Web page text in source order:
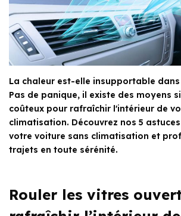
La chaleur est-elle insupportable
Pas de panique, il existe des moyens
coûteux pour rafraîchir l'intérieur de
climatisation. Découvrez nos 5
votre voiture sans climatisation et
trajets en toute sérénité.
Rouler les vitres